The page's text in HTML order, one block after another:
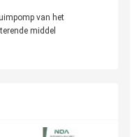
van het
middel